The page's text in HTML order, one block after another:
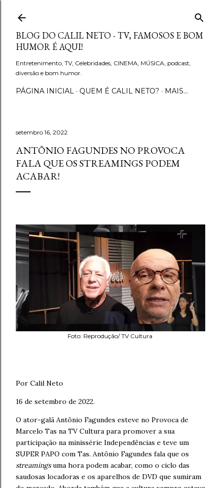
Pular para o conteúdo principal
BLOG DO CALIL NETO - TV, FAMOSOS E BOM
HUMOR É AQUI!
Entretenimento, TV, Celebridades, CINEMA, MÚSICA, podcast,
diversão e bom humor.
PÁGINA INICIAL QUEM É CALIL NETO? MAIS…
setembro 16, 2022
ANTÔNIO FAGUNDES NO PROVOCA
FALA QUE OS STREAMINGS PODEM
ACABAR!
Foto: Reprodução/ TV Cultura
Por Calil Neto
16 de setembro de 2022.
O ator-galã Antônio Fagundes esteve no Provoca de
Marcelo Tas na TV Cultura para promover a sua
participação na minissérie Independências e teve um
SUPER PAPO com Tas. Antônio Fagundes fala que os
streamingsuma hora podem acabar, como o ciclo das
saudosas locadoras e os aparelhos de DVD que sumiram